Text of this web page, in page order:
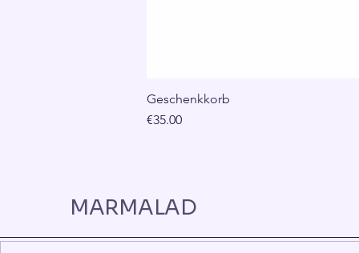
Geschenkkorb
Price
€35.00
MARMALAD